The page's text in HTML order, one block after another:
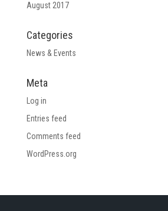
August 2017
Categories
News & Events
Meta
Log in
Entries feed
Comments feed
WordPress.org